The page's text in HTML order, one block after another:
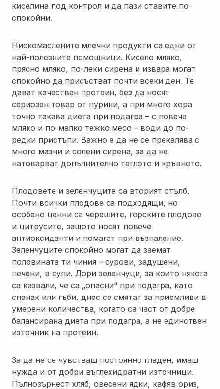
киселина под контрол и да пази ставите по-
спокойни.
Нискомаслените млечни продукти са едни от
най-полезните помощници. Кисело мляко,
прясно мляко, по-леки сирена и извара могат
спокойно да присъстват почти всеки ден. Те
дават качествен протеин, без да носят
сериозен товар от пурини, а при много хора
точно такава диета при подагра – с повече
мляко и по-малко тежко месо – води до по-
редки пристъпи. Важно е да не се прекалява с
много мазни и солени сирена, за да не
натоварват допълнително теглото и кръвното.
Плодовете и зеленчуците са вторият стълб.
Почти всички плодове са подходящи, но
особено ценни са черешите, горските плодове
и цитрусите, защото носят повече
антиоксиданти и помагат при възпаление.
Зеленчуците спокойно могат да заемат
половината ти чиния – сурови, задушени,
печени, в супи. Дори зеленчуци, за които някога
са казвали, че са „опасни“ при подагра, като
спанак или гъби, днес се смятат за приемливи в
умерени количества, когато са част от добре
балансирана диета при подагра, а не единствен
източник на протеин.
За да не се чувстваш постоянно гладен, имаш
нужда и от добри въглехидратни източници.
Пълнозърнест хляб, овесени ядки, кафяв ориз,